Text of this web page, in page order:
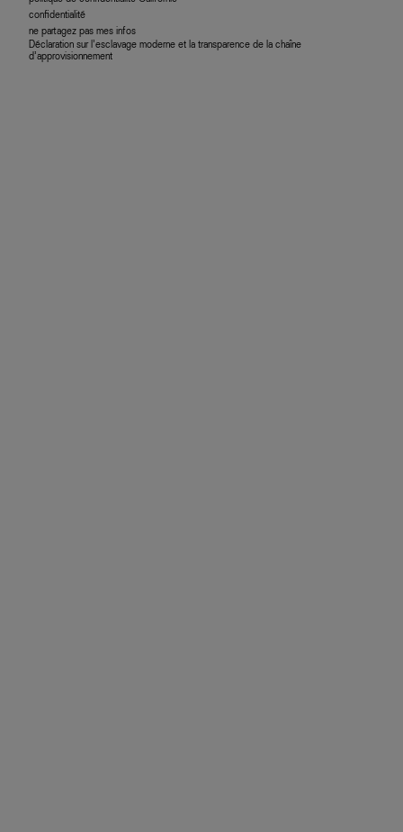
confidentialité
ne partagez pas mes infos
Déclaration sur l’esclavage moderne et la transparence de la chaîne
d’approvisionnement